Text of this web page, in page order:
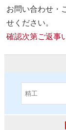
お問い合わせ・
せください。
確認次第ご返事